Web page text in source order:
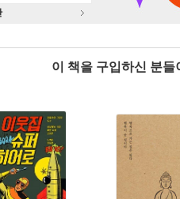
이 책을 구입하신 분